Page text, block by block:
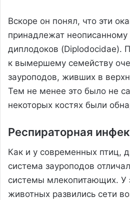
Вскоре он понял, что эти
принадлежат неописанному
диплодоков (Diplodocidae).
к вымершему семейству
зауроподов, живших в
Тем не менее это было не
некоторых костях были
Респираторная
Как и у современных птиц,
система зауроподов
системы млекопитающих. У
животных развились сети